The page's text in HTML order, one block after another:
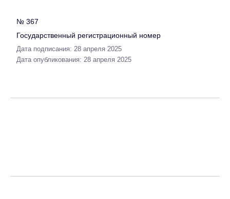
№ 367
Государственный регистрационный номер
Дата подписания: 28 апреля 2025
Дата опубликования: 28 апреля 2025